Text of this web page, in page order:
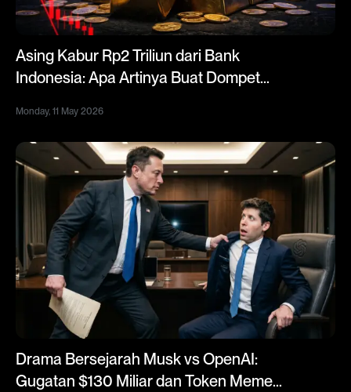
Asing Kabur Rp2 Triliun dari Bank
Indonesia: Apa Artinya Buat Dompet
Monday, 11 May 2026
Drama Bersejarah Musk vs OpenAI:
Gugatan $130 Miliar dan Token Meme